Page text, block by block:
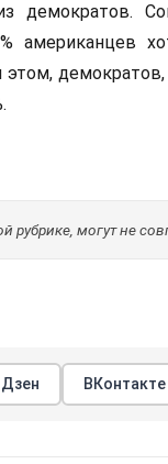
демократов.
американцев
этом,
могут не
Дзен ВКонтакте